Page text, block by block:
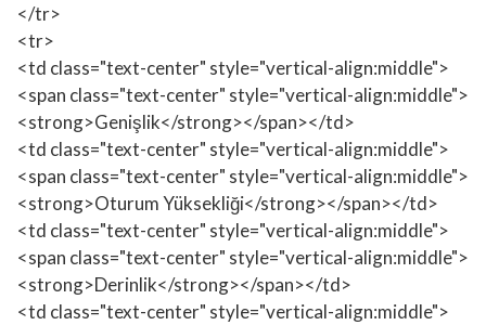
</tr>
<tr>
<td class="text-center" style="vertical-align:middle">
<span class="text-center" style="vertical-align:middle">
<strong>Genişlik</strong></span></td>
<td class="text-center" style="vertical-align:middle">
<span class="text-center" style="vertical-align:middle">
<strong>Oturum Yüksekliği</strong></span></td>
<td class="text-center" style="vertical-align:middle">
<span class="text-center" style="vertical-align:middle">
<strong>Derinlik</strong></span></td>
<td class="text-center" style="vertical-align:middle">